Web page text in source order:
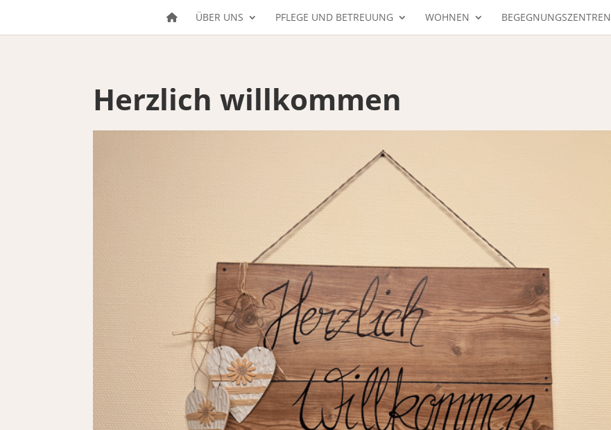
ÜBER UNS PFLEGE UND BETREUUNG WOHNEN BEGEGNUNGSZENTREN
Herzlich willkommen